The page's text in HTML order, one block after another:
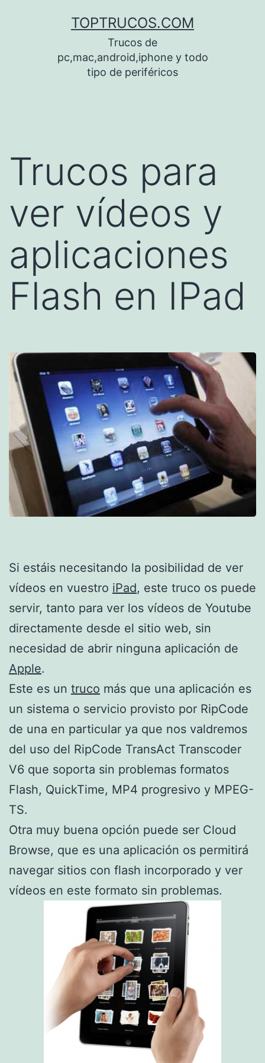
TOPTRUCOS.COM
Trucos de
pc,mac,android,iphone y todo
tipo de periféricos
Trucos para
ver vídeos y
aplicaciones
Flash en IPad
Si estáis necesitando la posibilidad de ver
vídeos en vuestro iPad, este truco os puede
servir, tanto para ver los vídeos de Youtube
directamente desde el sitio web, sin
necesidad de abrir ninguna aplicación de
Apple.
Este es un truco más que una aplicación es
un sistema o servicio provisto por RipCode
de una en particular ya que nos valdremos
del uso del RipCode TransAct Transcoder
V6 que soporta sin problemas formatos
Flash, QuickTime, MP4 progresivo y MPEG-
TS.
Otra muy buena opción puede ser Cloud
Browse, que es una aplicación os permitirá
navegar sitios con flash incorporado y ver
vídeos en este formato sin problemas.